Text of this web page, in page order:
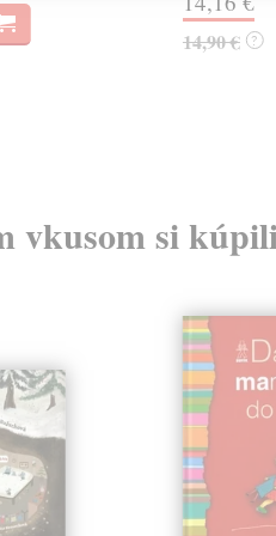
14,90 € ?
vkusom si